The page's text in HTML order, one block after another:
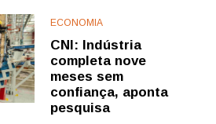
ECONOMIA
CNI: Indústria
completa nove
meses sem
confiança, aponta
pesquisa